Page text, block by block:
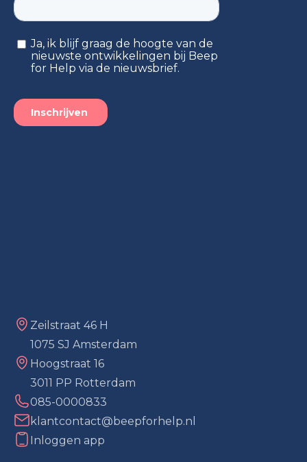
Zeilstraat 46 H
1075 SJ Amsterdam
Hoogstraat 16
3011 PP Rotterdam
085-0000833
klantcontact@beepforhelp.nl
Inloggen app